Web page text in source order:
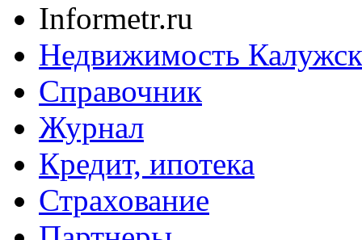
Informetr.ru
Недвижимость
Справочник
Журнал
Кредит, ипотека
Страхование